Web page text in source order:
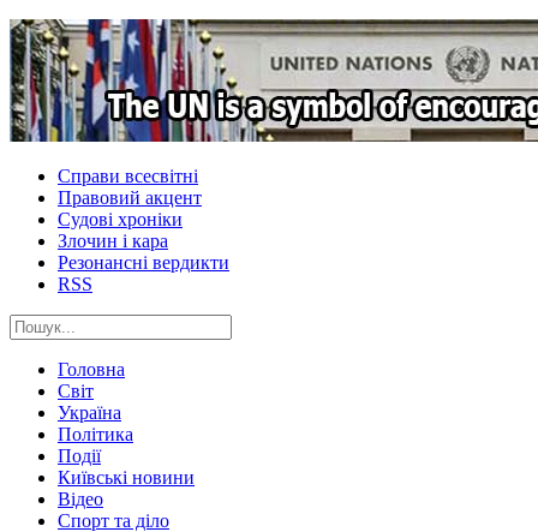
Справи всесвітні
Правовий акцент
Судові хроніки
Злочин і кара
Резонансні вердикти
RSS
Головна
Світ
Україна
Політика
Події
Київські новини
Відео
Спорт та діло